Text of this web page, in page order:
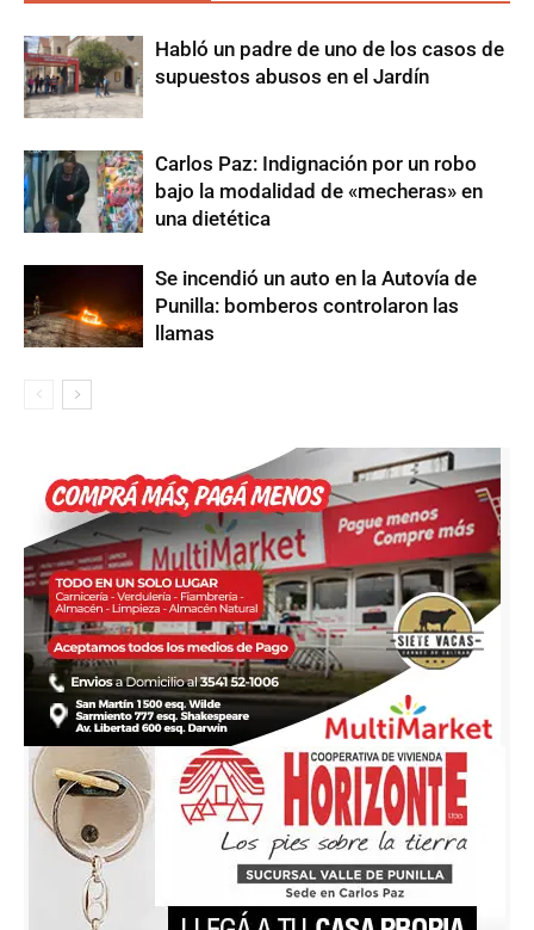
Habló un padre de uno de los casos de
supuestos abusos en el Jardín
Carlos Paz: Indignación por un robo
bajo la modalidad de «mecheras» en
una dietética
Se incendió un auto en la Autovía de
Punilla: bomberos controlaron las
llamas